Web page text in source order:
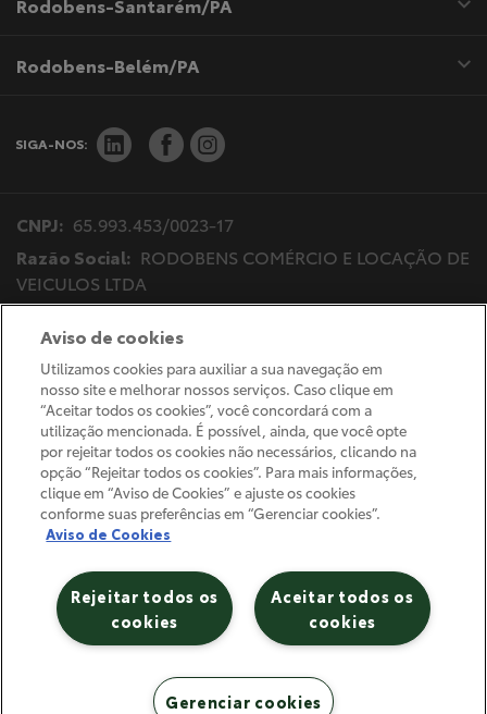
Rodobens-Belém/PA
SIGA-NOS:
CNPJ: 65.993.453/0023-17
Razão Social: RODOBENS COMÉRCIO E LOCAÇÃO DE
VEICULOS LTDA
- São José do Rio Preto-SP
Desacelere. Seu bem maior é a vida.
© Copyright 2026
AutoForce - Todos os direitos reservados.
Política de privacidade.
Gerenciar cookies
Aviso de cookies
Utilizamos cookies para auxiliar a sua navegação em
nosso site e melhorar nossos serviços. Caso clique em
“Aceitar todos os cookies”, você concordará com a
utilização mencionada. É possível, ainda, que você opte
por rejeitar todos os cookies não necessários, clicando na
opção “Rejeitar todos os cookies”. Para mais informações,
clique em “Aviso de Cookies” e ajuste os cookies
conforme suas preferências em “Gerenciar cookies”.
Aviso de Cookies
Aceitar todos os
cookies
Rejeitar todos os
cookies
Gerenciar cookies